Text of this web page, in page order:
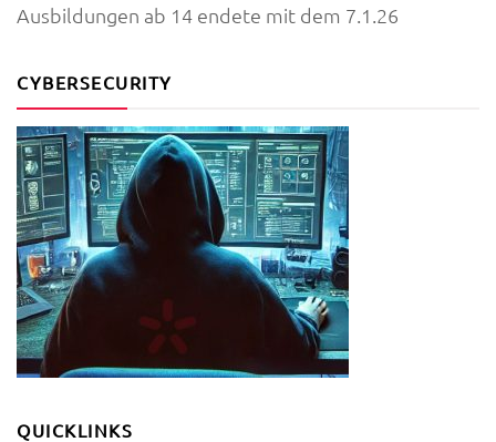
Ausbildungen ab 14 endete mit dem 7.1.26
CYBERSECURITY
QUICKLINKS